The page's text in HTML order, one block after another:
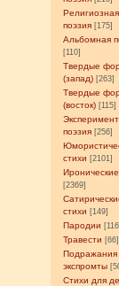
Религиозная
поэзия [175]
Альбомная
[110]
Твердые
(запад) [263]
Твердые
(восток) [115]
поэзия [256]
стихи [2101]
[2369]
стихи [149]
Пародии
Травести [66]
Подражания
экспромты
Стихи для